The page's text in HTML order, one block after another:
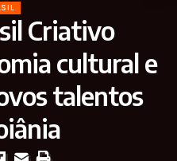
Criativo
cultural e
talentos